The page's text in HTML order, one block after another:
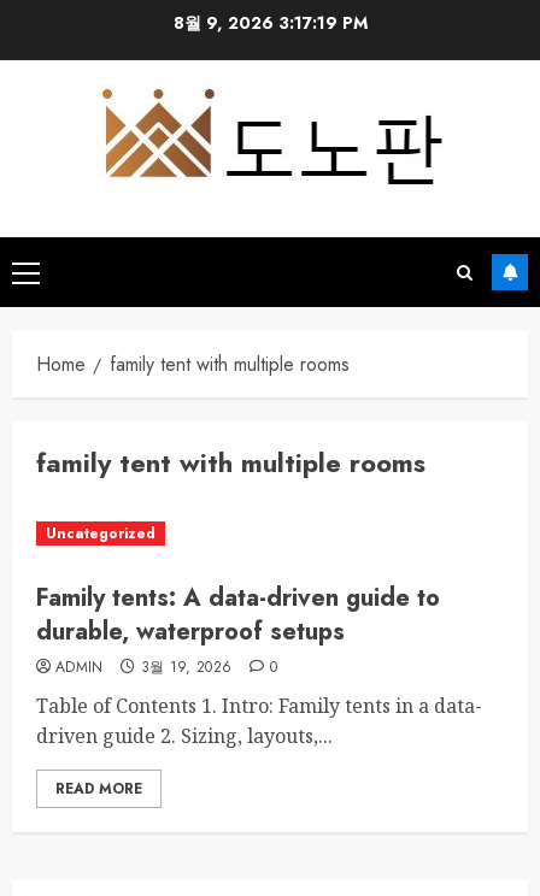
8월 9, 2026 3:17:19 PM
Primary
Menu
Home family tent with multiple rooms
family tent with multiple rooms
Uncategorized
Family tents: A data-driven guide to
durable, waterproof setups
ADMIN 3월 19, 2026 0
Table of Contents 1. Intro: Family tents in a data-
driven guide 2. Sizing, layouts,...
READ MORE